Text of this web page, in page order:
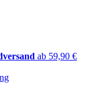
ab 59,90 €